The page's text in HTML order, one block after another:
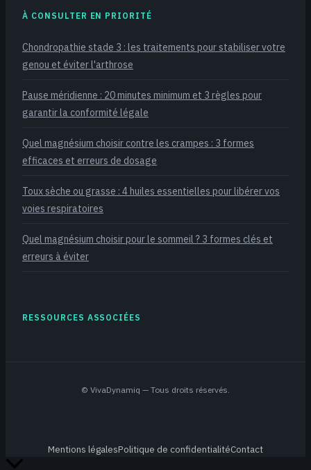
À CONSULTER EN PRIORITÉ
Chondropathie stade 3 : les traitements pour stabiliser votre
genou et éviter l'arthrose
Pause méridienne : 20 minutes minimum et 3 règles pour
garantir la conformité légale
Quel magnésium choisir contre les crampes : 3 formes
efficaces et erreurs de dosage
Toux sèche ou grasse : 4 huiles essentielles pour libérer vos
voies respiratoires
Quel magnésium choisir pour le sommeil ? 3 formes clés et
erreurs à éviter
RESSOURCES ASSOCIÉES
© VivaDynamiq — Tous droits réservés.
Mentions légalesPolitique de confidentialitéContact